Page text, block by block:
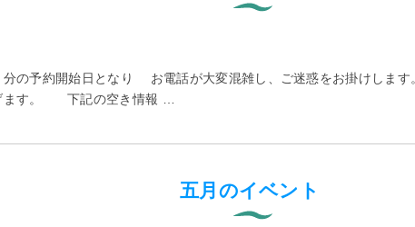
分の予約開始日となり お電話が大変混雑し、ご迷惑をお掛けし
ます。 下記の空き情報 …
五月のイベント